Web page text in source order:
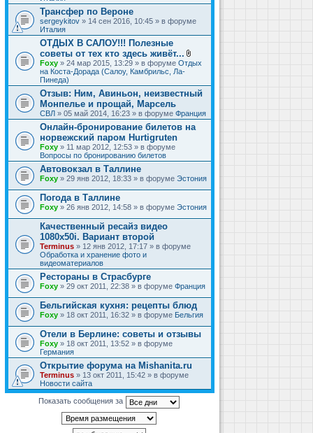
Трансфер по Вероне
sergeykitov » 14 сен 2016, 10:45 » в форуме
Италия
ОТДЫХ В САЛОУ!!! Полезные
советы от тех кто здесь живёт...
В
л
ж
е
и
я
Foxy » 24 мар 2015, 13:29 » в форуме Отдых
на Коста-Дорада (Салоу, Камбрильс, Ла-
Пинеда)
Отзыв: Ним, Авиньон, неизвестный
Монпелье и прощай, Марсель
СВЛ » 05 май 2014, 16:23 » в форуме Франция
Онлайн-бронирование билетов на
норвежский паром Hurtigruten
Foxy » 11 мар 2012, 12:53 » в форуме
Вопросы по бронированию билетов
Автовокзал в Таллине
Foxy » 29 янв 2012, 18:33 » в форуме Эстония
Погода в Таллине
Foxy » 26 янв 2012, 14:58 » в форуме Эстония
Качественный ресайз видео
1080x50i. Вариант второй
Terminus » 12 янв 2012, 17:17 » в форуме
Обработка и хранение фото и
видеоматериалов
Рестораны в Страсбурге
Foxy » 29 окт 2011, 22:38 » в форуме Франция
Бельгийская кухня: рецепты блюд
Foxy » 18 окт 2011, 16:32 » в форуме Бельгия
Отели в Берлине: советы и отзывы
Foxy » 18 окт 2011, 13:52 » в форуме
Германия
Открытие форума на Mishanita.ru
Terminus » 13 окт 2011, 15:42 » в форуме
Новости сайта
Показать сообщения за